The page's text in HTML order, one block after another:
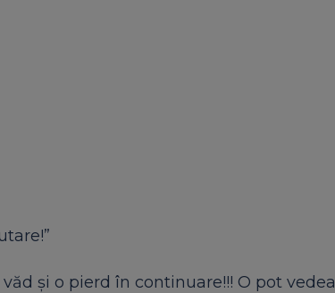
și o pierd în continuare!!! O pot vedea